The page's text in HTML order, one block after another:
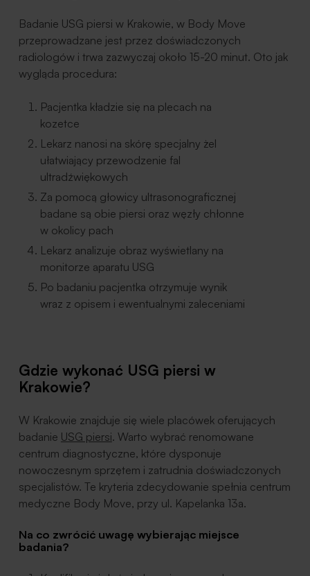
Badanie USG piersi w Krakowie, w Body Move
przeprowadzane jest przez doświadczonych
radiologów i trwa zazwyczaj około 15-20 minut. Oto jak
wygląda procedura:
Pacjentka kładzie się na plecach na
kozetce
Lekarz nanosi na skórę specjalny żel
ułatwiający przewodzenie fal
ultradźwiękowych
Za pomocą głowicy ultrasonograficznej
badane są obie piersi oraz węzły chłonne
w okolicy pach
Lekarz analizuje obraz wyświetlany na
monitorze aparatu USG
Po badaniu pacjentka otrzymuje wynik
wraz z opisem i ewentualnymi zaleceniami
Gdzie wykonać USG piersi w
Krakowie?
W Krakowie znajduje się wiele placówek oferujących
badanie USG piersi. Warto wybrać renomowane
centrum diagnostyczne, które dysponuje
nowoczesnym sprzętem i zatrudnia doświadczonych
specjalistów. Te kryteria zdecydowanie spełnia centrum
medyczne Body Move, przy ul. Kapelanka 13a.
Na co zwrócić uwagę wybierając miejsce
badania?